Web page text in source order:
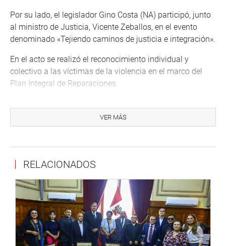
Por su lado, el legislador Gino Costa (NA) participó, junto
al ministro de Justicia, Vicente Zeballos, en el evento
denominado «Tejiendo caminos de justicia e integración».
En el acto se realizó el reconocimiento individual y
colectivo a las víctimas de la violencia en el marco del
Plan Integral de Reparaciones.
suscripción de un convenio entre la Universidad Nacional
San Agustín de Arequipa y el Ministerio de Salud para
contar con un centro de esta especialidad”, expresó.
De otro lado, destacó que la Ley N° 30772, de su autoría,
promueve la atención educativa a estudiantes
hospitalizados; y presentó su propuesta de ley que
entregó al Congreso para crear la Defensoría del
Paciente.
VER MÁS
RELACIONADOS